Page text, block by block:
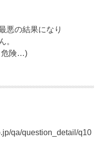
悪の結果になり
。
危険…)
qa/question_detail/q10